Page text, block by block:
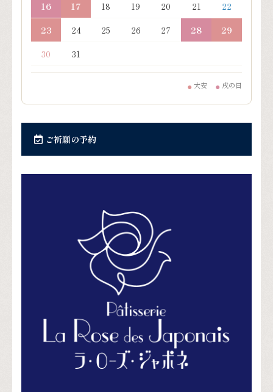
16 17 18 19 20 21
22
23
24 25 26 27 28
29
30
31
● 大安 ● 戌の日
ご祈願の予約